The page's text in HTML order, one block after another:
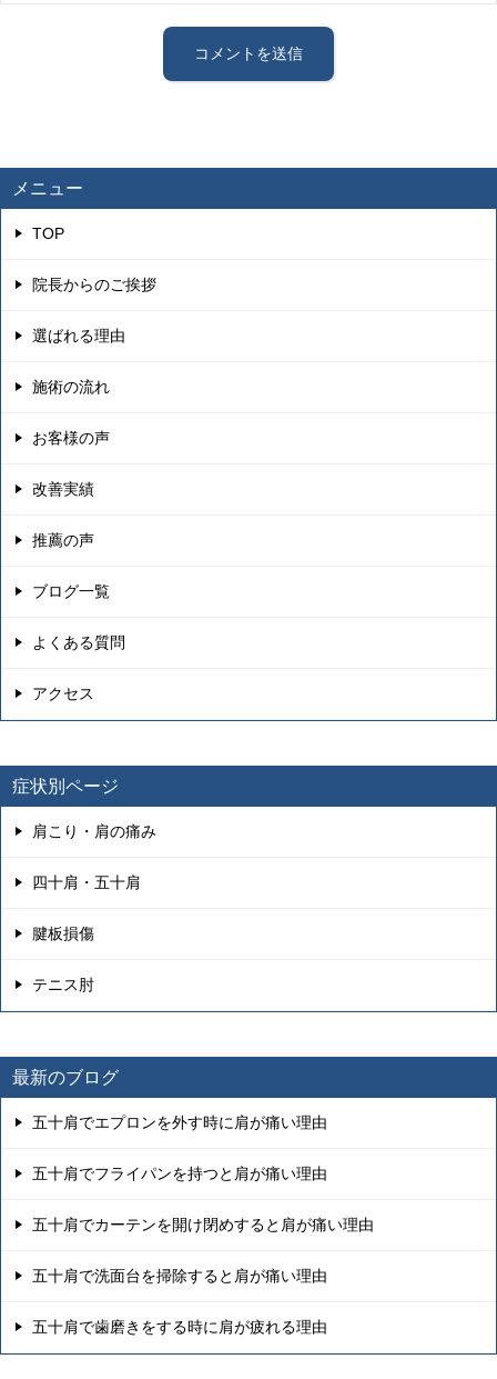
メニュー
TOP
院長からのご挨拶
選ばれる理由
施術の流れ
お客様の声
改善実績
推薦の声
ブログ一覧
よくある質問
アクセス
症状別ページ
肩こり・肩の痛み
四十肩・五十肩
腱板損傷
テニス肘
最新のブログ
五十肩でエプロンを外す時に肩が痛い理由
五十肩でフライパンを持つと肩が痛い理由
五十肩でカーテンを開け閉めすると肩が痛い理由
五十肩で洗面台を掃除すると肩が痛い理由
五十肩で歯磨きをする時に肩が疲れる理由